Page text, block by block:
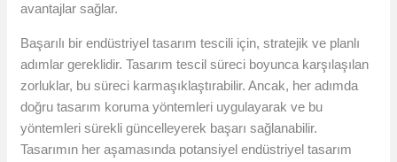
avantajlar sağlar.
Başarılı bir endüstriyel tasarım tescili için, stratejik ve planlı
adımlar gereklidir. Tasarım tescil süreci boyunca karşılaşılan
zorluklar, bu süreci karmaşıklaştırabilir. Ancak, her adımda
doğru tasarım koruma yöntemleri uygulayarak ve bu
yöntemleri sürekli güncelleyerek başarı sağlanabilir.
Tasarımın her aşamasında potansiyel endüstriyel tasarım